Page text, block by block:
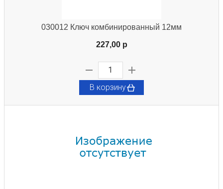
030012 Ключ комбинированный 12мм
227,00 p
В корзину